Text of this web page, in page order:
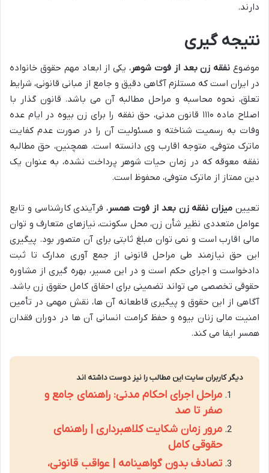
دارند.
نتیجه گیری
موضوع نفقه زن بعد از فوت شوهر، یکی از ابعاد مهم حقوق خانواده
در ایران است که مستلزم آگاهی دقیق و جامع از مبانی قانونی، شرایط
تعلق، نحوه محاسبه و مراحل مطالبه آن می باشد. قانون گذار با
اصلاح ماده ۱۱۱۰ قانون مدنی، حق نفقه را برای زن بیوه در ایام عده
وفات به رسمیت شناخته و مسئولیت آن را در صورت عدم کفایت
ماترک متوفی، متوجه اقارب وی دانسته است. همچنین، حق مطالبه
نفقه معوقه که در زمان حیات شوهر پرداخت نشده، به عنوان یک
دین ممتاز از ماترک متوفی، محفوظ است.
تعیین میزان نفقه زن بعد از فوت همسر، فرآیندی کارشناسی و تابع
عوامل متعددی نظیر شأن زن، محل سکونت، نیازهای متعارف و توان
مالی اقارب است و نمی توان مبلغ ثابتی برای آن متصور بود. پیگیری
این حق نیازمند طی مراحل قانونی از جمع آوری مدارک تا ثبت
دادخواست و اجرای حکم است و در این مسیر، بهره گیری از مشاوره
حقوقی تخصصی می تواند تضمینی برای احقاق کامل حقوق زن باشد.
آگاهی از این حقوق و پیگیری قاطعانه آن ها، نقش مهمی در تأمین
امنیت مالی زنان بیوه و حفظ کرامت انسانی آن ها در دوران فقدان
همسر ایفا می کند.
دیگر کاربران سایت این مطالب را نیز دوست داشته اند
مراحل اجرای احکام مدنی: راهنمای جامع و
صفر تا صد
مرور زمان شکایت کلاهبرداری | راهنمای
حقوقی کامل
تصادف بدون گواهینامه | عواقب قانونی،